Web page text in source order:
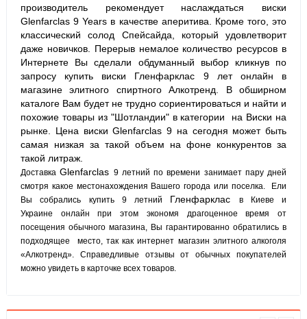
производитель рекомендует наслаждаться виски
Glenfarclas 9 Years в качестве аперитива.
Кроме того, это
классический солод Спейсайда, который удовлетворит
даже новичков. Перерыв немалое количество ресурсов в
Интернете Вы сделали обдуманный выбор кликнув по
запросу купить виски Гленфарклас 9лет онлайн в
магазине элитного спиртного Алкотренд. В обширном
каталоге Вам будет не трудно сориентироваться и найти и
похожие товары из "Шотландии" в категории на Виски на
рынке. Цена вискиGlenfarclas 9 на сегодня может быть
самая низкая за такой объем на фоне конкурентов за
такой литраж.
ДоставкаGlenfarclas 9 летний по времени занимает пару дней
смотря какое местонахождения Вашего города или поселка. Ели
Вы собрались купить 9 летний Гленфарклас
в Киеве и
Украине онлайн при этом экономя драгоценное время от
посещения обычного магазина, Вы гарантированно обратились в
подходящее место, так как интернет магазин элитного алкоголя
«Алкотренд». Справедливые отзывы от обычных покупателей
можно увидеть в карточке всех товаров.